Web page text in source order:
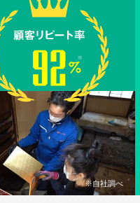
※自社調べ